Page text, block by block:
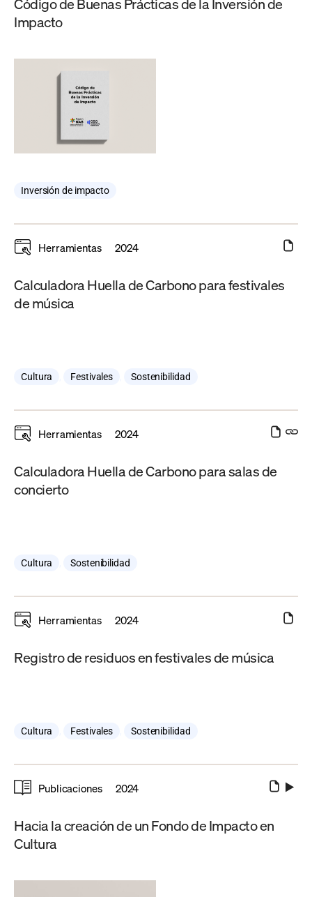
Impacto
Inversión de impacto
Herramientas 2024
Calculadora Huella de Carbono para festivales
de música
Cultura Festivales Sostenibilidad
Herramientas 2024
Calculadora Huella de Carbono para salas de
concierto
Cultura Sostenibilidad
Herramientas 2024
Registro de residuos en festivales de música
Cultura Festivales Sostenibilidad
Publicaciones 2024
Hacia la creación de un Fondo de Impacto en
Cultura